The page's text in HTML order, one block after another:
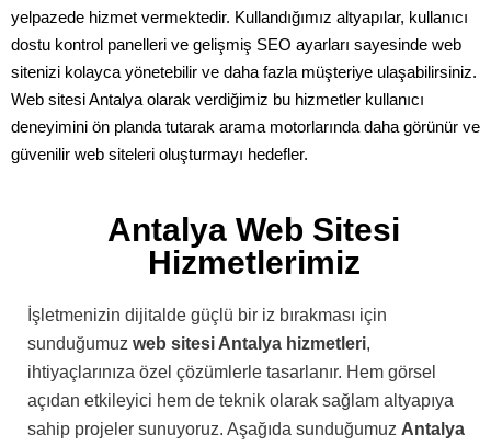
yelpazede hizmet vermektedir. Kullandığımız altyapılar, kullanıcı
dostu kontrol panelleri ve gelişmiş SEO ayarları sayesinde web
sitenizi kolayca yönetebilir ve daha fazla müşteriye ulaşabilirsiniz.
Web sitesi Antalya olarak verdiğimiz bu hizmetler kullanıcı
deneyimini ön planda tutarak arama motorlarında daha görünür ve
güvenilir web siteleri oluşturmayı hedefler.
Antalya Web Sitesi
Hizmetlerimiz
İşletmenizin dijitalde güçlü bir iz bırakması için
sunduğumuz web sitesi Antalya hizmetleri,
ihtiyaçlarınıza özel çözümlerle tasarlanır. Hem görsel
açıdan etkileyici hem de teknik olarak sağlam altyapıya
sahip projeler sunuyoruz. Aşağıda sunduğumuz Antalya